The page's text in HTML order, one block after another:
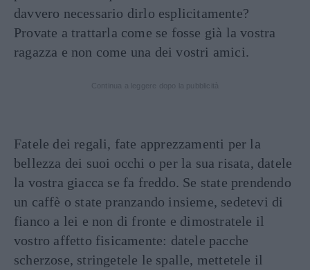
davvero necessario dirlo esplicitamente?
Provate a trattarla come se fosse già la vostra
ragazza e non come una dei vostri amici.
Fatele dei regali, fate apprezzamenti per la
bellezza dei suoi occhi o per la sua risata, datele
la vostra giacca se fa freddo. Se state prendendo
un caffè o state pranzando insieme, sedetevi di
fianco a lei e non di fronte e dimostratele il
vostro affetto fisicamente: datele pacche
scherzose, stringetele le spalle, mettetele il